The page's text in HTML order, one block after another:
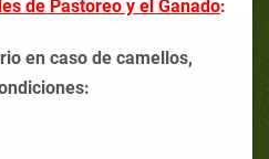
de Pastoreo y el Ganado:
en caso de camellos,